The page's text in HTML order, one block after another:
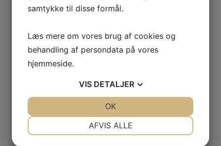
samtykke til disse formål.
Læs mere om vores brug af cookies og
behandling af persondata på vores
hjemmeside.
VIS DETALJER
AFVIS ALLE
OK